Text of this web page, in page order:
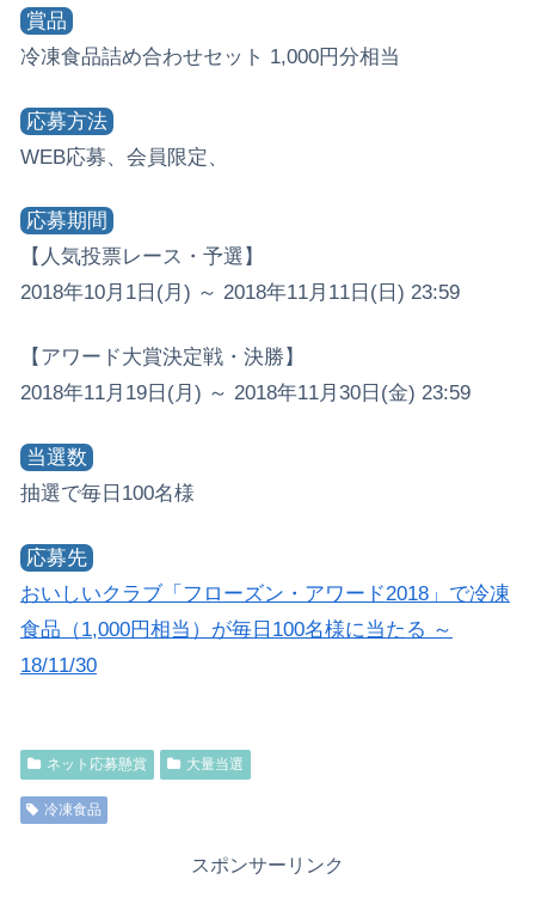
賞品
冷凍食品詰め合わせセット 1,000円分相当
応募方法
WEB応募、会員限定、
応募期間
【人気投票レース・予選】
2018年10月1日(月) ～ 2018年11月11日(日) 23:59
【アワード大賞決定戦・決勝】
2018年11月19日(月) ～ 2018年11月30日(金) 23:59
当選数
抽選で毎日100名様
応募先
おいしいクラブ「フローズン・アワード2018」で冷凍
食品（1,000円相当）が毎日100名様に当たる ～
18/11/30
ネット応募懸賞 大量当選
冷凍食品
スポンサーリンク